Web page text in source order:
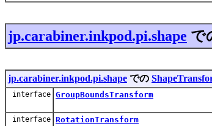
jp.carabiner.inkpod.pi.shape で
jp.carabiner.inkpod.pi.shape での
interface GroupBoundsTransform
interface RotationTransform